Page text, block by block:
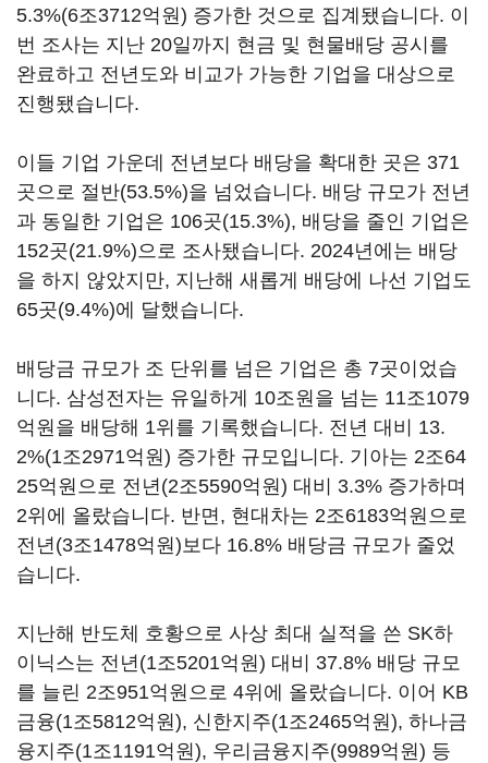
5.3%(6조3712억원) 증가한 것으로 집계됐습니다. 이
번 조사는 지난 20일까지 현금 및 현물배당 공시를
완료하고 전년도와 비교가 가능한 기업을 대상으로
진행됐습니다.
이들 기업 가운데 전년보다 배당을 확대한 곳은 371
곳으로 절반(53.5%)을 넘었습니다. 배당 규모가 전년
과 동일한 기업은 106곳(15.3%), 배당을 줄인 기업은
152곳(21.9%)으로 조사됐습니다. 2024년에는 배당
을 하지 않았지만, 지난해 새롭게 배당에 나선 기업도
65곳(9.4%)에 달했습니다.
배당금 규모가 조 단위를 넘은 기업은 총 7곳이었습
니다. 삼성전자는 유일하게 10조원을 넘는 11조1079
억원을 배당해 1위를 기록했습니다. 전년 대비 13.
2%(1조2971억원) 증가한 규모입니다. 기아는 2조64
25억원으로 전년(2조5590억원) 대비 3.3% 증가하며
2위에 올랐습니다. 반면, 현대차는 2조6183억원으로
전년(3조1478억원)보다 16.8% 배당금 규모가 줄었
습니다.
지난해 반도체 호황으로 사상 최대 실적을 쓴 SK하
이닉스는 전년(1조5201억원) 대비 37.8% 배당 규모
를 늘린 2조951억원으로 4위에 올랐습니다. 이어 KB
금융(1조5812억원), 신한지주(1조2465억원), 하나금
융지주(1조1191억원), 우리금융지주(9989억원) 등